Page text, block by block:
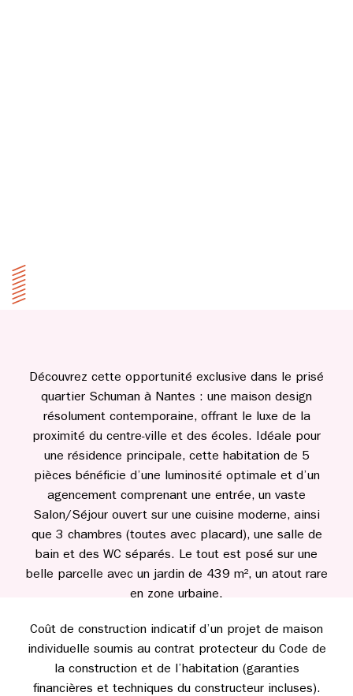
Découvrez cette opportunité exclusive dans le prisé
quartier Schuman à Nantes : une maison design
résolument contemporaine, offrant le luxe de la
proximité du centre-ville et des écoles. Idéale pour
une résidence principale, cette habitation de 5
pièces bénéficie d’une luminosité optimale et d’un
agencement comprenant une entrée, un vaste
Salon/Séjour ouvert sur une cuisine moderne, ainsi
que 3 chambres (toutes avec placard), une salle de
bain et des WC séparés. Le tout est posé sur une
belle parcelle avec un jardin de 439 m², un atout rare
en zone urbaine.
Coût de construction indicatif d’un projet de maison
individuelle soumis au contrat protecteur du Code de
la construction et de l’habitation (garanties
financières et techniques du constructeur incluses).